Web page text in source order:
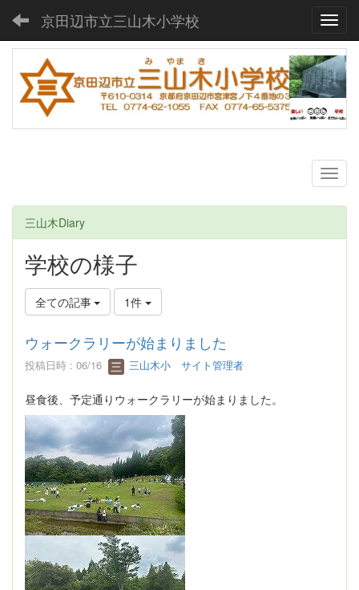
京田辺市立三山木小学校
三山木Diary
学校の様子
全ての記事 1件
ウォークラリーが始まりました
投稿日時 : 06/16 三山木小 サイト管理者
昼食後、予定通りウォークラリーが始まりました。